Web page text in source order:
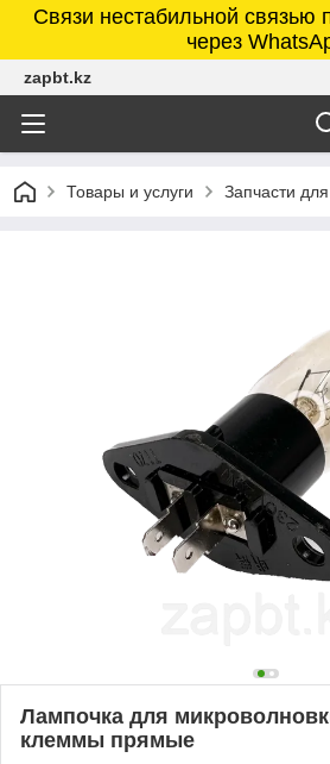
Связи нестабильной связью
через
zapbt.kz
Товары и услуги Запчасти
Лампочка для
клеммы прямые